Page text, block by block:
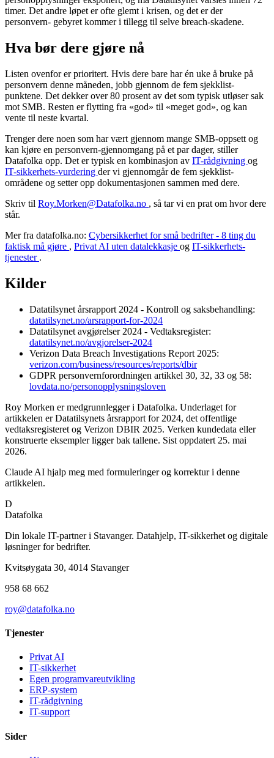
timer. Det andre løpet er ofte glemt i krisen, og det er der
personvern- gebyret kommer i tillegg til selve breach-skadene.
Hva bør dere gjøre nå
Listen ovenfor er prioritert. Hvis dere bare har én uke å bruke på
personvern denne måneden, jobb gjennom de fem sjekklist-
punktene. Det dekker over 80 prosent av det som typisk utløser sak
mot SMB. Resten er flytting fra «god» til «meget god», og kan
vente til neste kvartal.
Trenger dere noen som har vært gjennom mange SMB-oppsett og
kan kjøre en personvern-gjennomgang på et par dager, stiller
Datafolka opp. Det er typisk en kombinasjon av IT-rådgivning og
IT-sikkerhets-vurdering der vi gjennomgår de fem sjekklist-
områdene og setter opp dokumentasjonen sammen med dere.
Skriv til Roy.Morken@Datafolka.no , så tar vi en prat om hvor dere
står.
Mer fra datafolka.no: Cybersikkerhet for små bedrifter - 8 ting du
faktisk må gjøre , Privat AI uten datalekkasje og IT-sikkerhets-
tjenester .
Kilder
Datatilsynet årsrapport 2024 - Kontroll og saksbehandling:
datatilsynet.no/arsrapport-for-2024
Datatilsynet avgjørelser 2024 - Vedtaksregister:
datatilsynet.no/avgjorelser-2024
Verizon Data Breach Investigations Report 2025:
verizon.com/business/resources/reports/dbir
GDPR personvernforordningen artikkel 30, 32, 33 og 58:
lovdata.no/personopplysningsloven
Roy Morken er medgrunnlegger i Datafolka. Underlaget for
artikkelen er Datatilsynets årsrapport for 2024, det offentlige
vedtaksregisteret og Verizon DBIR 2025. Verken kundedata eller
konstruerte eksempler ligger bak tallene. Sist oppdatert 25. mai
2026.
Claude AI hjalp meg med formuleringer og korrektur i denne
artikkelen.
D
Datafolka
Din lokale IT-partner i Stavanger. Datahjelp, IT-sikkerhet og digitale
løsninger for bedrifter.
Kvitsøygata 30, 4014 Stavanger
958 68 662
roy@datafolka.no
Tjenester
Privat AI
IT-sikkerhet
Egen programvareutvikling
ERP-system
IT-rådgivning
IT-support
Sider